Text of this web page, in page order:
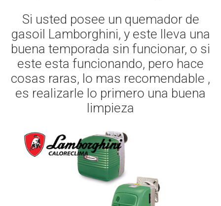
Si usted posee un quemador de
gasoil Lamborghini, y este lleva una
buena temporada sin funcionar, o si
este esta funcionando, pero hace
cosas raras, lo mas recomendable ,
es realizarle lo primero una buena
limpieza